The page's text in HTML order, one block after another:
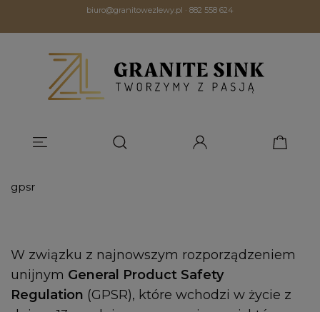
biuro@granitowezlewy.pl · 882 558 624
gpsr
W związku z najnowszym rozporządzeniem
unijnym General Product Safety
Regulation (GPSR), które wchodzi w życie z